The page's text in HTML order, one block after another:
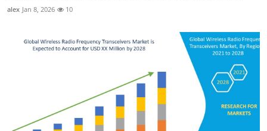
alex Jan 8, 2026 10